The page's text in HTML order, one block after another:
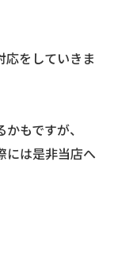
応をしていきま
もですが、
には是非当店へ